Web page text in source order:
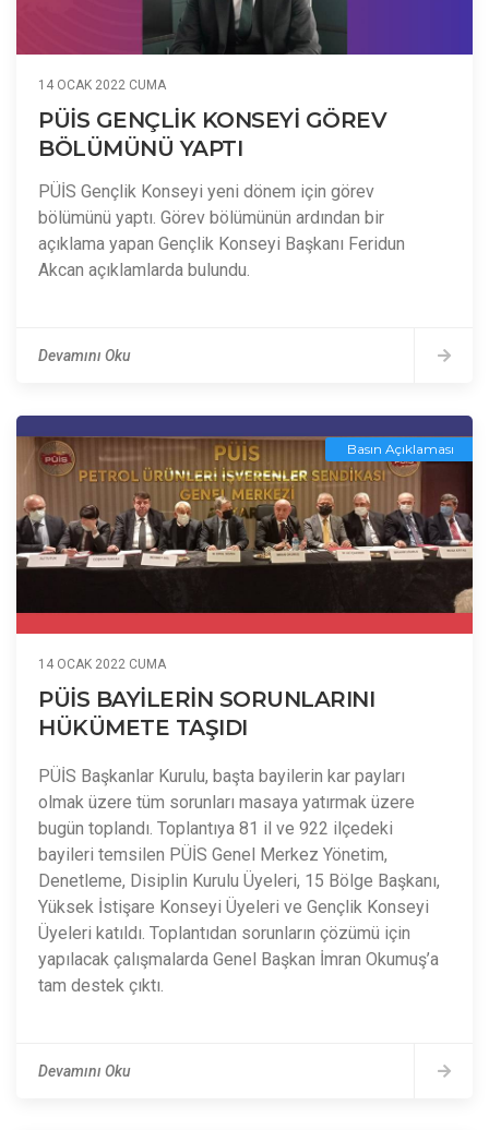
14 OCAK 2022 CUMA
PÜİS GENÇLİK KONSEYİ GÖREV
BÖLÜMÜNÜ YAPTI
PÜİS Gençlik Konseyi yeni dönem için görev
bölümünü yaptı. Görev bölümünün ardından bir
açıklama yapan Gençlik Konseyi Başkanı Feridun
Akcan açıklamlarda bulundu.
Devamını Oku
Basın Açıklaması
14 OCAK 2022 CUMA
PÜİS BAYİLERİN SORUNLARINI
HÜKÜMETE TAŞIDI
PÜİS Başkanlar Kurulu, başta bayilerin kar payları
olmak üzere tüm sorunları masaya yatırmak üzere
bugün toplandı. Toplantıya 81 il ve 922 ilçedeki
bayileri temsilen PÜİS Genel Merkez Yönetim,
Denetleme, Disiplin Kurulu Üyeleri, 15 Bölge Başkanı,
Yüksek İstişare Konseyi Üyeleri ve Gençlik Konseyi
Üyeleri katıldı. Toplantıdan sorunların çözümü için
yapılacak çalışmalarda Genel Başkan İmran Okumuş’a
tam destek çıktı.
Devamını Oku